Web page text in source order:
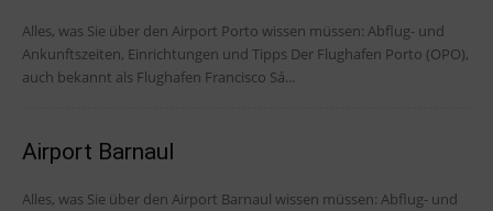
Alles, was Sie über den Airport Porto wissen müssen: Abflug- und
Ankunftszeiten, Einrichtungen und Tipps Der Flughafen Porto (OPO),
auch bekannt als Flughafen Francisco Sá...
Airport Barnaul
Alles, was Sie über den Airport Barnaul wissen müssen: Abflug- und